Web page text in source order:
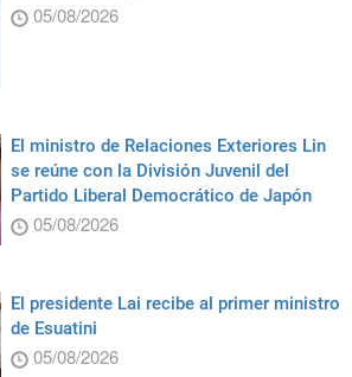
05/08/2026
El ministro de Relaciones Exteriores Lin
se reúne con la División Juvenil del
Partido Liberal Democrático de Japón
05/08/2026
El presidente Lai recibe al primer ministro
de Esuatini
05/08/2026